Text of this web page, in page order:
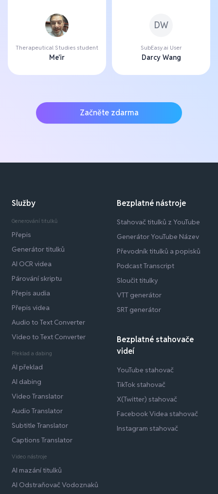
Therapeutical Studies student
Me'ir
DW
SubEasy.ai User
Darcy Wang
Začněte zdarma
Služby
Generování titulků
Přepis
Generátor titulků
AI OCR videa
Párování skriptu
Přepis audia
Přepis videa
Audio to Text Converter
Video to Text Converter
Překlad a dabing
AI překlad
AI dabing
Video Translator
Audio Translator
Subtitle Translator
Captions Translator
Video nástroje
AI mazání titulků
AI Odstraňovač Vodoznaků
Bezplatné nástroje
Stahovač titulků z YouTube
Generátor YouTube Název
Převodník titulků a popisků
Podcast Transcript
Sloučit titulky
VTT generátor
SRT generátor
Bezplatné stahovače
videí
YouTube stahovač
TikTok stahovač
X(Twitter) stahovač
Facebook Videa stahovač
Instagram stahovač